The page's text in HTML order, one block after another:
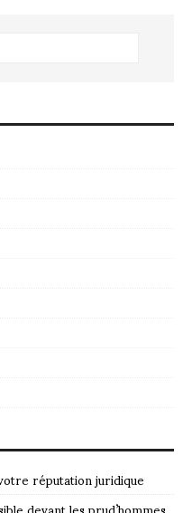
réputation juridique